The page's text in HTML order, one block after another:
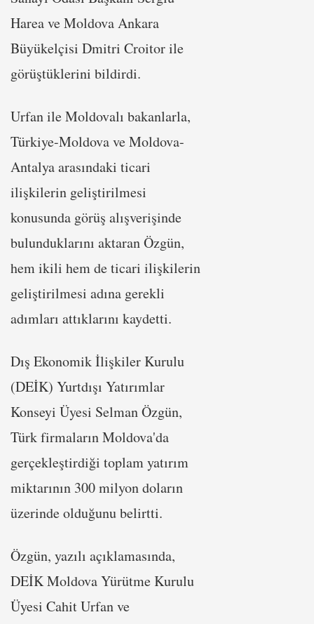
Harea ve Moldova Ankara
Büyükelçisi Dmitri Croitor ile
görüştüklerini bildirdi.
Urfan ile Moldovalı bakanlarla,
Türkiye-Moldova ve Moldova-
Antalya arasındaki ticari
ilişkilerin geliştirilmesi
konusunda görüş alışverişinde
bulunduklarını aktaran Özgün,
hem ikili hem de ticari ilişkilerin
geliştirilmesi adına gerekli
adımları attıklarını kaydetti.
Dış Ekonomik İlişkiler Kurulu
(DEİK) Yurtdışı Yatırımlar
Konseyi Üyesi Selman Özgün,
Türk firmaların Moldova'da
gerçekleştirdiği toplam yatırım
miktarının 300 milyon doların
üzerinde olduğunu belirtti.
Özgün, yazılı açıklamasında,
DEİK Moldova Yürütme Kurulu
Üyesi Cahit Urfan ve